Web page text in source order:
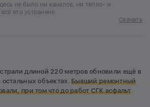
не было ни каналов, ни тепло- и
это устранено
Скачать
длиной 220 метров обновили ещё в
объектах.Бывший ремонтный
при том что до работ СГК асфальт